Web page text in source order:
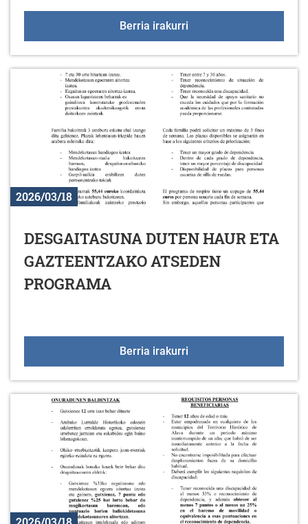
Berria irakurri
2026/03/18
DESGAITASUNA DUTEN HAUR ETA
GAZTEENTZAKO ATSEDEN
PROGRAMA
Berria irakurri